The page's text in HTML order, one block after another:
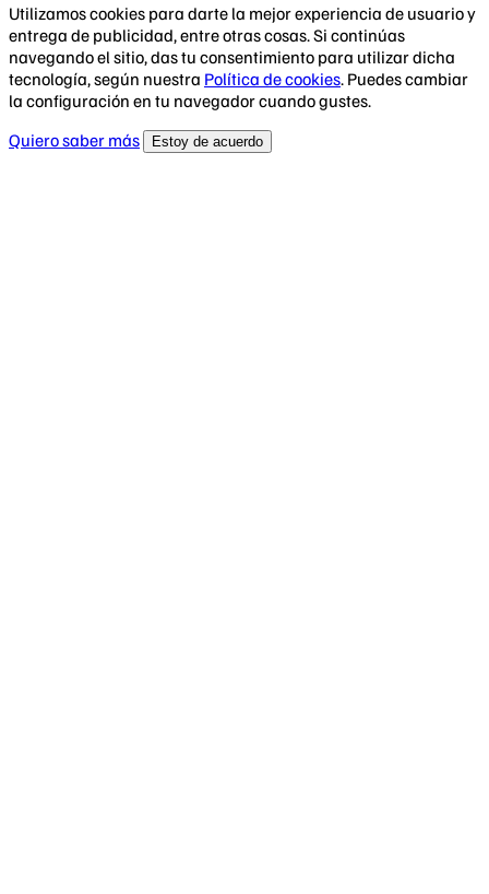
Utilizamos cookies para darte la mejor experiencia de usuario y
entrega de publicidad, entre otras cosas. Si continúas
navegando el sitio, das tu consentimiento para utilizar dicha
tecnología, según nuestra Política de cookies. Puedes cambiar
la configuración en tu navegador cuando gustes.
Quiero saber más
Estoy de acuerdo